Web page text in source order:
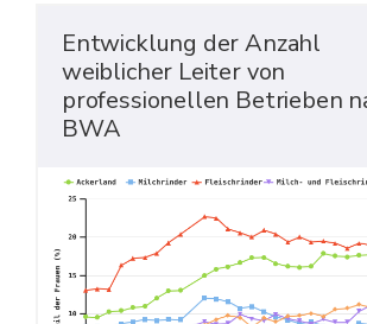
Entwicklung der Anzahl
weiblicher Leiter von
professionellen Betrieben
BWA